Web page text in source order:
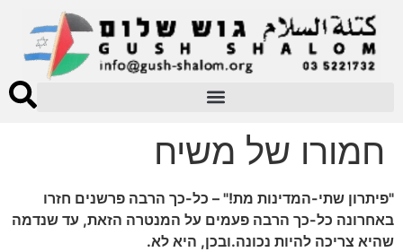
חמורו של משיח
"פיתרון שתי-המדינות מת!" – כל-כך הרבה פרשנים חזרו
באחרונה כל-כך הרבה פעמים על המנטרה הזאת, עד שנדמה
שהיא צריכה להיות נכונה.ובכן, היא לא.